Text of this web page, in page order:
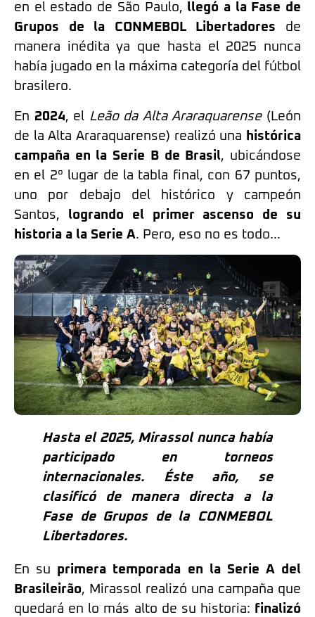
en el estado de São Paulo, llegó a la Fase de
Grupos de la CONMEBOL Libertadores de
manera inédita ya que hasta el 2025 nunca
había jugado en la máxima categoría del fútbol
brasilero.
En 2024, el Leão da Alta Araraquarense(León
de la Alta Araraquarense) realizó una histórica
campaña en la Serie B de Brasil, ubicándose
en el 2° lugar de la tabla final, con 67 puntos,
uno por debajo del histórico y campeón
Santos, logrando el primer ascenso de su
historia a la Serie A. Pero, eso no es todo…
Hasta el 2025, Mirassol nunca había
participado en torneos
internacionales. Éste año, se
clasificó de manera directa a la
Fase de Grupos de la CONMEBOL
Libertadores.
En su primera temporada en la Serie A del
Brasileirão, Mirassol realizó una campaña que
quedará en lo más alto de su historia: finalizó